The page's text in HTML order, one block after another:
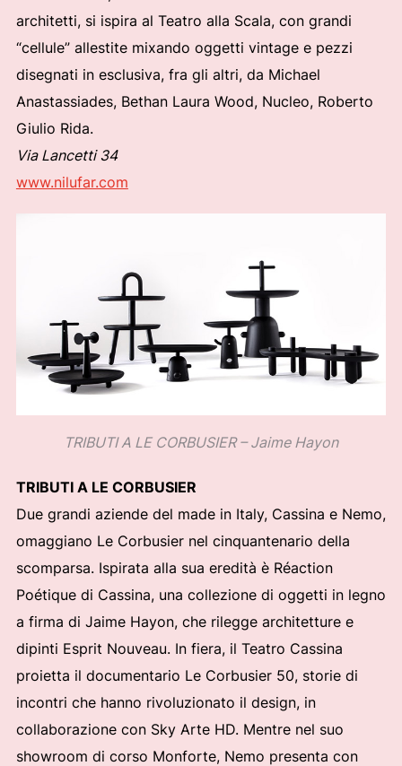
architetti, si ispira al Teatro alla Scala, con grandi
“cellule” allestite mixando oggetti vintage e pezzi
disegnati in esclusiva, fra gli altri, da Michael
Anastassiades, Bethan Laura Wood, Nucleo, Roberto
Giulio Rida.
Via Lancetti 34
www.nilufar.com
TRIBUTI A LE CORBUSIER – Jaime Hayon
TRIBUTI A LE CORBUSIER
Due grandi aziende del made in Italy, Cassina e Nemo,
omaggiano Le Corbusier nel cinquantenario della
scomparsa. Ispirata alla sua eredità è Réaction
Poétique di Cassina, una collezione di oggetti in legno
a firma di Jaime Hayon, che rilegge architetture e
dipinti Esprit Nouveau. In fiera, il Teatro Cassina
proietta il documentario Le Corbusier 50, storie di
incontri che hanno rivoluzionato il design, in
collaborazione con Sky Arte HD. Mentre nel suo
showroom di corso Monforte, Nemo presenta con